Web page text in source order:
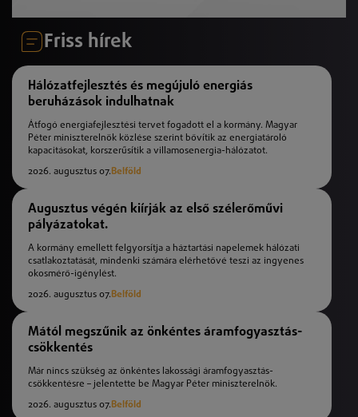
Friss hírek
Hálózatfejlesztés és megújuló energiás
beruházások indulhatnak
Átfogó energiafejlesztési tervet fogadott el a kormány. Magyar
Péter miniszterelnök közlése szerint bővítik az energiatároló
kapacitásokat, korszerűsítik a villamosenergia-hálózatot.
2026. augusztus 07.Belföld
Augusztus végén kiírják az első szélerőművi
pályázatokat.
A kormány emellett felgyorsítja a háztartási napelemek hálózati
csatlakoztatását, mindenki számára elérhetővé teszi az ingyenes
okosmérő-igénylést.
2026. augusztus 07.Belföld
Mától megszűnik az önkéntes áramfogyasztás-
csökkentés
Már nincs szükség az önkéntes lakossági áramfogyasztás-
csökkentésre – jelentette be Magyar Péter miniszterelnök.
2026. augusztus 07.Belföld